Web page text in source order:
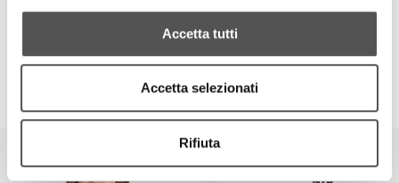
Accetta tutti
Accetta selezionati
Rifiuta
Organizzazione Orlandelli